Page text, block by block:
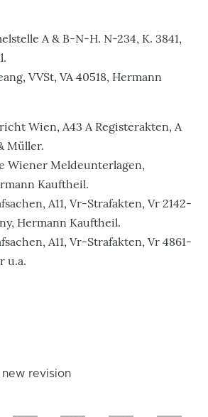
A & B-N-H. N-234, K. 3841,
VVSt, VA 40518, Hermann
Wien, A43 A Registerakten, A
Müller.
Wiener Meldeunterlagen,
Kauftheil.
A11, Vr-Strafakten, Vr 2142-
Hermann Kauftheil.
A11, Vr-Strafakten, Vr 4861-
u.a.
revision